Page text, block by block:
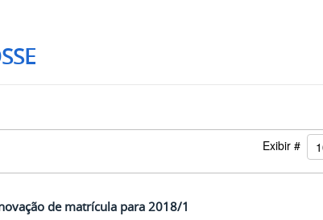
Exibir #
de matrícula para 2018/1